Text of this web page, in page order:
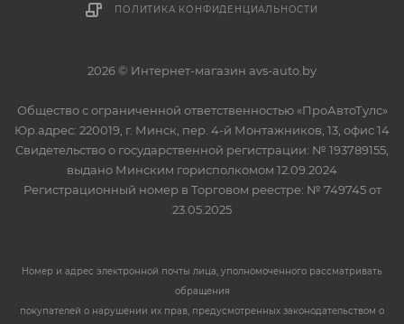
ПОЛИТИКА КОНФИДЕНЦИАЛЬНОСТИ
2026 © Интернет-магазин avs-auto.by
Общество с ограниченной ответственностью «ПроАвтоТулс»
Юр.адрес: 220019, г. Минск, пер. 4-й Монтажников, 13, офис 14
Свидетельство о государственной регистрации: № 193789155,
выдано Минским горисполкомом 12.09.2024
Регистрационный номер в Торговом реестре: № 749745 от
23.05.2025
Номер и адрес электронной почты лица, уполномоченного рассматривать
обращения
покупателей о нарушении их прав, предусмотренных законодательством о